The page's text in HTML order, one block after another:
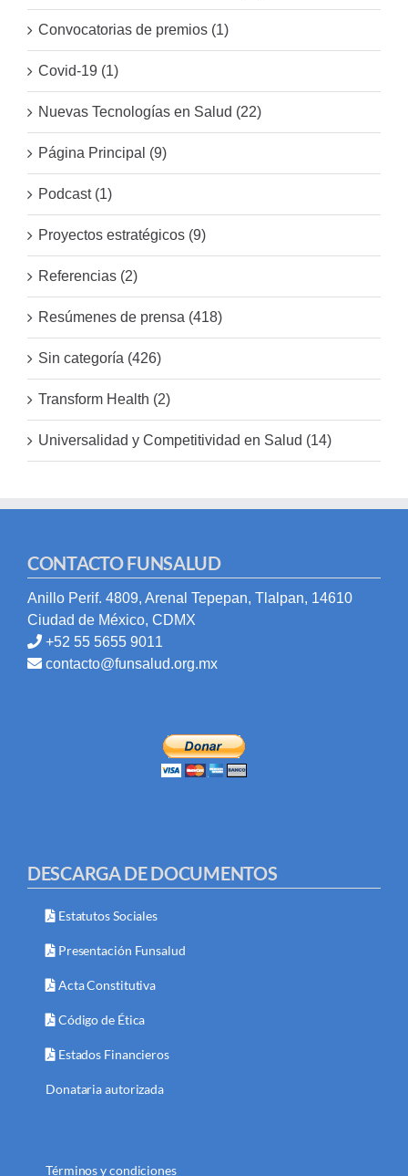
Convocatorias de premios (1)
Covid-19 (1)
Nuevas Tecnologías en Salud (22)
Página Principal (9)
Podcast (1)
Proyectos estratégicos (9)
Referencias (2)
Resúmenes de prensa (418)
Sin categoría (426)
Transform Health (2)
Universalidad y Competitividad en Salud (14)
CONTACTO FUNSALUD
Anillo Perif. 4809, Arenal Tepepan, Tlalpan, 14610
Ciudad de México, CDMX
+52 55 5655 9011
contacto@funsalud.org.mx
DESCARGA DE DOCUMENTOS
Estatutos Sociales
Presentación Funsalud
Acta Constitutiva
Código de Ética
Estados Financieros
Donataria autorizada
Términos y condiciones